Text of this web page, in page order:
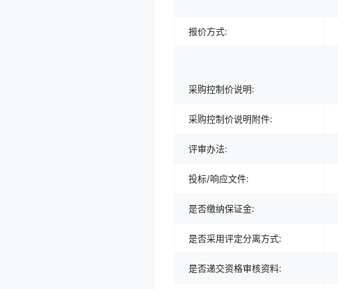
报价方式:
采购控制价说明:
采购控制价说明附件:
评审办法:
投标/响应文件:
是否缴纳保证金:
是否采用评定分离方式:
是否递交资格审核资料: